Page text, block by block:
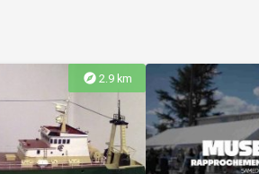
Joli
explore 2.9 km